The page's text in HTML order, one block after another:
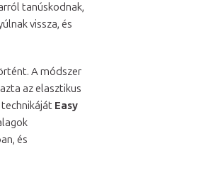
tanúskodnak,
vissza, és
A módszer
az elasztikus
Easy
és